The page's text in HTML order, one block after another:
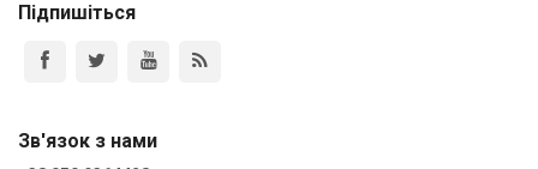
Підпишіться
Зв'язок з нами